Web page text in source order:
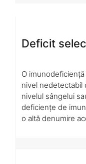
Deficit
O
nivel nedetectabil
nivelul sângelui
deficiențe de
o altă denumire